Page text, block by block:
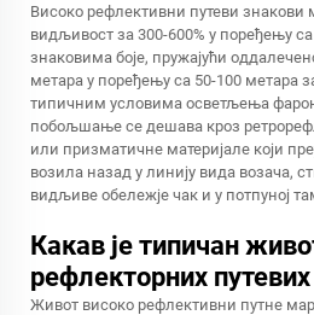
Високо рефлективни путеви
видљивост за 300-600% у поређењу
знаковима боје, пружајући
метара у поређењу са 50-100 метара
типичним условима осветљења
побољшање се дешава кроз
или призматичне материјале који
возила назад у линију вида возача,
видљиве обележје чак и у потпуној
Какав је типичан
рефлекторних
Живот високо рефлективни путне